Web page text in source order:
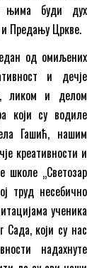
њима буди дух
Предању Цркве.
од омиљених
и дечје
ликом и делом
који су водиле
Гашић, нашим
креативности и
школе „Светозар
труд несебично
ученика
који су нас
надахнуте